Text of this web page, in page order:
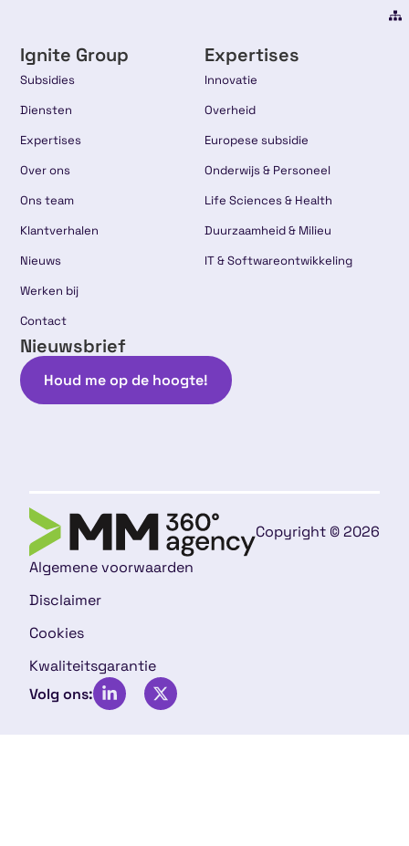
Ignite Group
Subsidies
Diensten
Expertises
Over ons
Ons team
Klantverhalen
Nieuws
Werken bij
Contact
Expertises
Innovatie
Overheid
Europese subsidie
Onderwijs & Personeel
Life Sciences & Health
Duurzaamheid & Milieu
IT & Softwareontwikkeling
Nieuwsbrief
Houd me op de hoogte!
Copyright © 2026
Algemene voorwaarden
Disclaimer
Cookies
Kwaliteitsgarantie
Volg ons: